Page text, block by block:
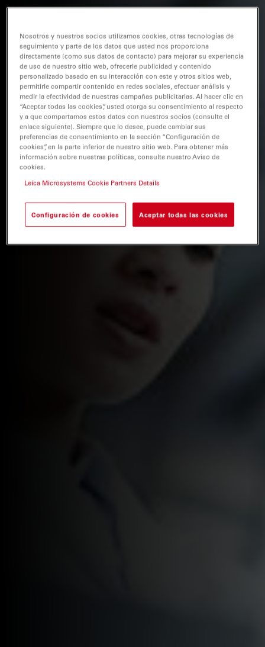
Nosotros y nuestros socios utilizamos cookies, otras tecnologías de
seguimiento y parte de los datos que usted nos proporciona
directamente (como sus datos de contacto) para mejorar su experiencia
de uso de nuestro sitio web, ofrecerle publicidad y contenido
personalizado basado en su interacción con este y otros sitios web,
permitirle compartir contenido en redes sociales, efectuar análisis y
medir la efectividad de nuestras campañas publicitarias. Al hacer clic en
“Aceptar todas las cookies”, usted otorga su consentimiento al respecto
y a que compartamos estos datos con nuestros socios (consulte el
enlace siguiente). Siempre que lo desee, puede cambiar sus
preferencias de consentimiento en la sección “Configuración de
cookies”, en la parte inferior de nuestro sitio web. Para obtener más
información sobre nuestras políticas, consulte nuestro Aviso de
cookies.
Leica Microsystems Cookie Partners Details
Configuración de cookies Aceptar todas las cookies